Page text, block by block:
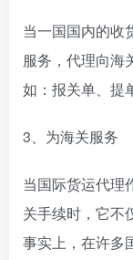
当一国国内的收
服务，代理向海
如：报关单、提
3、为海关服务
当国际货运代理
关手续时，它不
事实上，在许多